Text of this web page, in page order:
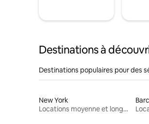
Destinations à
Destinations populaires pour des
New York
Locations moyenne et longue durée